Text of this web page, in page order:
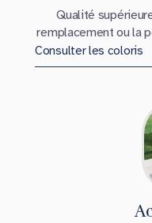
Qualité
remplacement ou la
Consulter les coloris